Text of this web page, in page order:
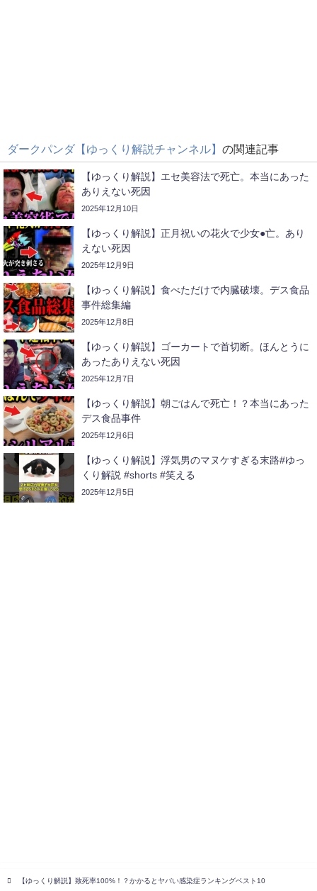
ダークパンダ【ゆっくり解説チャンネル】 の関連記事
【ゆっくり解説】エセ美容法で死亡。本当にあった
ありえない死因
2025年12月10日
【ゆっくり解説】正月祝いの花火で少女●亡。あり
えない死因
2025年12月9日
【ゆっくり解説】食べただけで内臓破壊。デス食品
事件総集編
2025年12月8日
【ゆっくり解説】ゴーカートで首切断。ほんとうに
あったありえない死因
2025年12月7日
【ゆっくり解説】朝ごはんで死亡！？本当にあった
デス食品事件
2025年12月6日
【ゆっくり解説】浮気男のマヌケすぎる末路#ゆっ
くり解説 #shorts #笑える
2025年12月5日
【ゆっくり解説】致死率100%！？かかるとヤバい感染症ランキングベスト10